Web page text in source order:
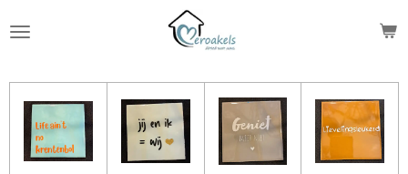
direct
de
hoofdinhoud